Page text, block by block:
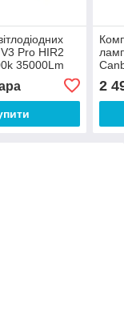
Pro HIR2
35000Lm
2